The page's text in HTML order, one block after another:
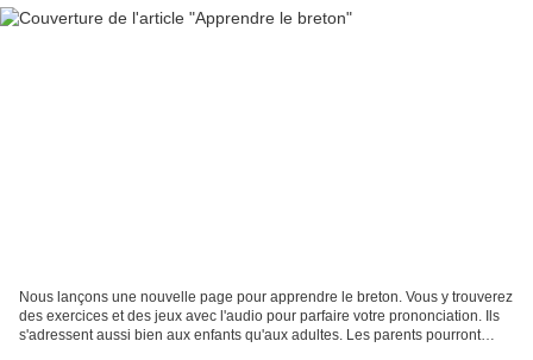
Nous lançons une nouvelle page pour apprendre le breton. Vous y trouverez
des exercices et des jeux avec l'audio pour parfaire votre prononciation. Ils
s'adressent aussi bien aux enfants qu'aux adultes. Les parents pourront